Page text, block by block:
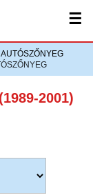
☰
2001)